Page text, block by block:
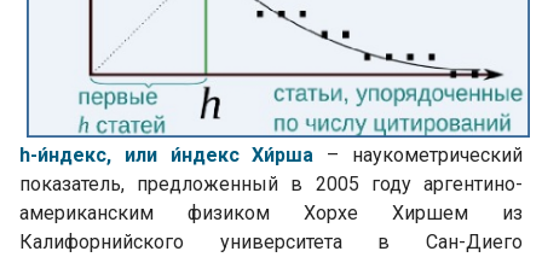
h-и́ндекс, или и́ндекс Хи́рша
– наукометрический
показатель, предложенный в 2005 году аргентино-
американским физиком Хорхе Хиршем из
Калифорнийского университета в Сан-Диего